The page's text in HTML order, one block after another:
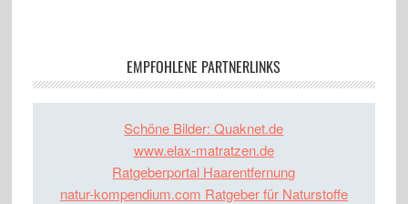
EMPFOHLENE PARTNERLINKS
Schöne Bilder: Quaknet.de
www.elax-matratzen.de
Ratgeberportal Haarentfernung
natur-kompendium.com Ratgeber für Naturstoffe